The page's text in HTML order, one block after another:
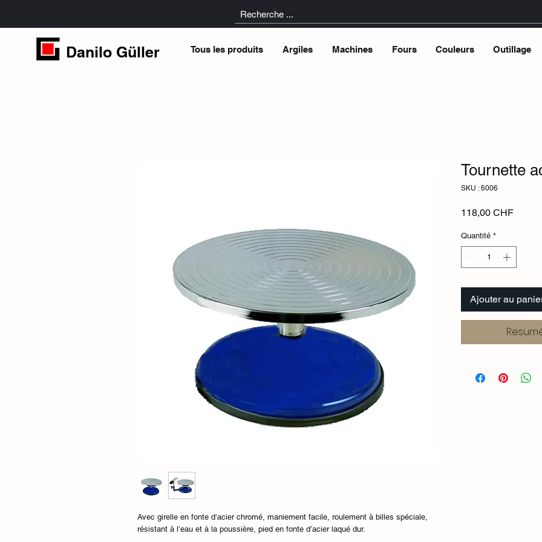
Tous les produits Argiles Machines Fours Couleurs Outillage
Danilo Güller
Avec girelle en fonte d’acier chromé, maniement facile, roulement à billes spéciale,
résistant à l’eau et à la poussière, pied en fonte d’acier laqué dur.
Tournette
SKU : 6006
118,00 CHFPrix
Quantité *
Ajouter au